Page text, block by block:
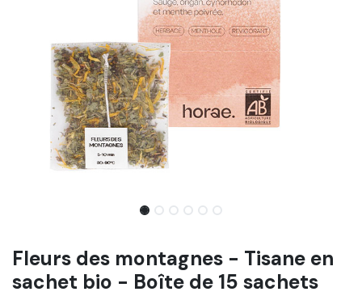
Fleurs des montagnes - Tisane en
sachet bio - Boîte de 15 sachets